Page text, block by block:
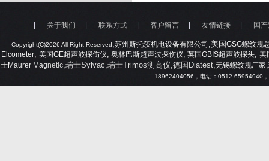
Copyright(C)2026 All Right Reserved,苏州斯托茨机电设备有限公司 ,美国GSG螺纹规
Elcometer,美国GE超声波探伤仪, 奥林巴斯超声波探伤仪, 英国GBIS超声波探头,美
士Maurer Magnetic,瑞士Sylvac,瑞士Trimos测高仪,德国Diatest,无锡螺纹规厂家,
18962404056 ，电话： 0512-65954940
关于我们 联系方式 客户留言 友情链接 国